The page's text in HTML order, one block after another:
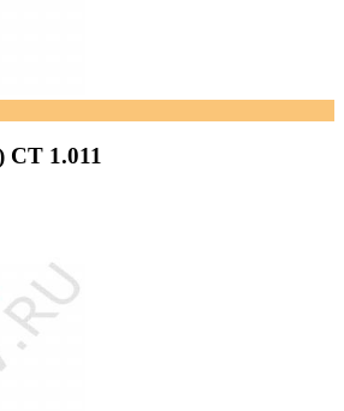
СТ 1.011